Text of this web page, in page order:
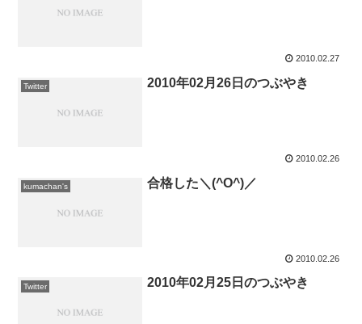
2010.02.27
Twitter 2010年02月26日のつぶやき
2010.02.26
kumachan's 合格した＼(^O^)／
2010.02.26
Twitter 2010年02月25日のつぶやき